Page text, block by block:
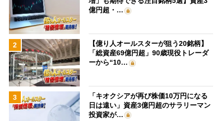
億円超・…
2
【億り人オールスターが狙う20銘柄】
「総資産69億円超」90歳現役トレーダ
ーから“10…
3
「キオクシアが再び株価10万円になる
日は遠い」資産3億円超のサラリーマン
投資家が…